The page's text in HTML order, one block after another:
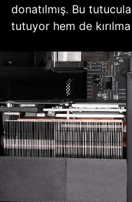
donatılmış. Bu
tutuyor hem de